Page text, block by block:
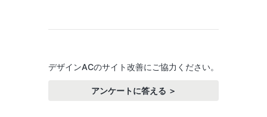
デザインACのサイト改善にご協力ください。
アンケートに答える ＞